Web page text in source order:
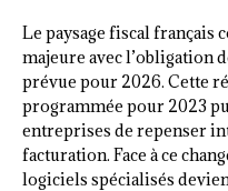
Le paysage fiscal
majeure avec l’obligation
prévue pour 2026. Cette
programmée pour 2023
entreprises de repenser
facturation. Face à ce
logiciels spécialisés